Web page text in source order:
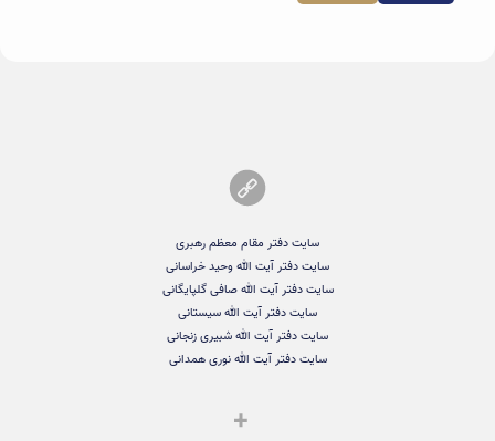
سایت دفتر مقام معظم رهبری
سایت دفتر آیت الله وحید خراسانی
سایت دفتر آیت الله صافی گلپایگانی
سایت دفتر آیت الله سیستانی
سایت دفتر آیت الله شبیری زنجانی
سایت دفتر آیت الله نوری همدانی